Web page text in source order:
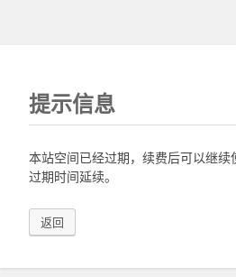
提示信息
本站空间已经过期，续费后可以继续
过期时间延续。
返回